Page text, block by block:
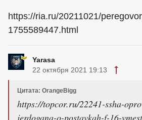
https://ria.ru/20211021/
1755589447.html
Yarasa
22 октября 2021 19:13
Цитата: OrangeBigg
https://topcor.ru/22241-ssha-
jerdogana-o-postavkah-f-16-